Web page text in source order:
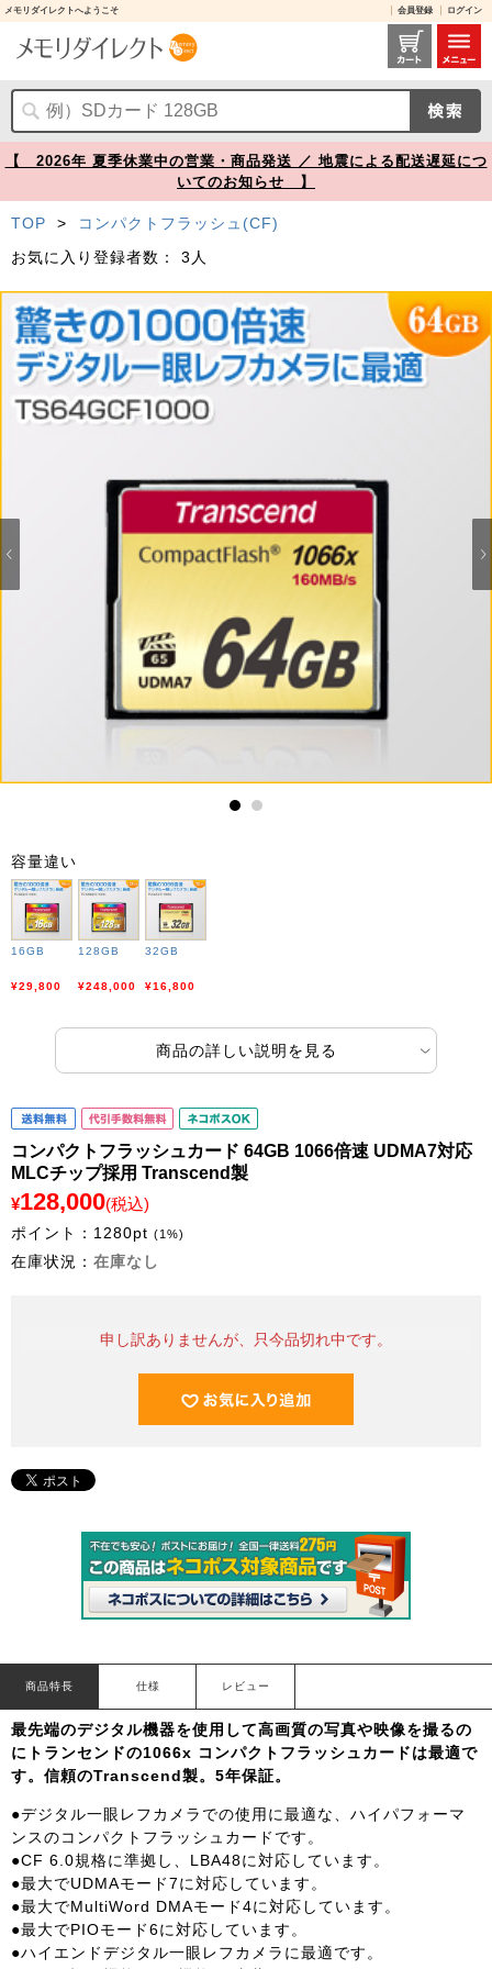
メモリダイレクトへようこそ 会員登録 ログイン
コンパクトフラッシュカード 64GB 1066倍速 UDMA7対応 MLCチップ採用 Transcend製【メモリダイレクト】
【 2026年 夏季休業中の営業・商品発送 ／ 地震による配送遅延につ
いてのお知らせ 】
TOP >
コンパクトフラッシュ(CF)
お気に入り登録者数：
3人
Prev
容量違い
16GB
¥29,800
128GB
¥248,000
32GB
¥16,800
商品の詳しい説明を見る
コンパクトフラッシュカード 64GB 1066倍速 UDMA7対応
MLCチップ採用 Transcend製
¥128,000(税込)
ポイント： 1280pt (1%)
在庫状況： 在庫なし
申し訳ありませんが、只今品切れ中です。
商品特長 仕様 レビュー
最先端のデジタル機器を使用して高画質の写真や映像を撮るの
にトランセンドの1066x コンパクトフラッシュカードは最適で
す。信頼のTranscend製。5年保証。
●デジタル一眼レフカメラでの使用に最適な、ハイパフォーマ
ンスのコンパクトフラッシュカードです。
●CF 6.0規格に準拠し、LBA48に対応しています。
●最大でUDMAモード7に対応しています。
●最大でMultiWord DMAモード4に対応しています。
●最大でPIOモード6に対応しています。
●ハイエンドデジタル一眼レフカメラに最適です。